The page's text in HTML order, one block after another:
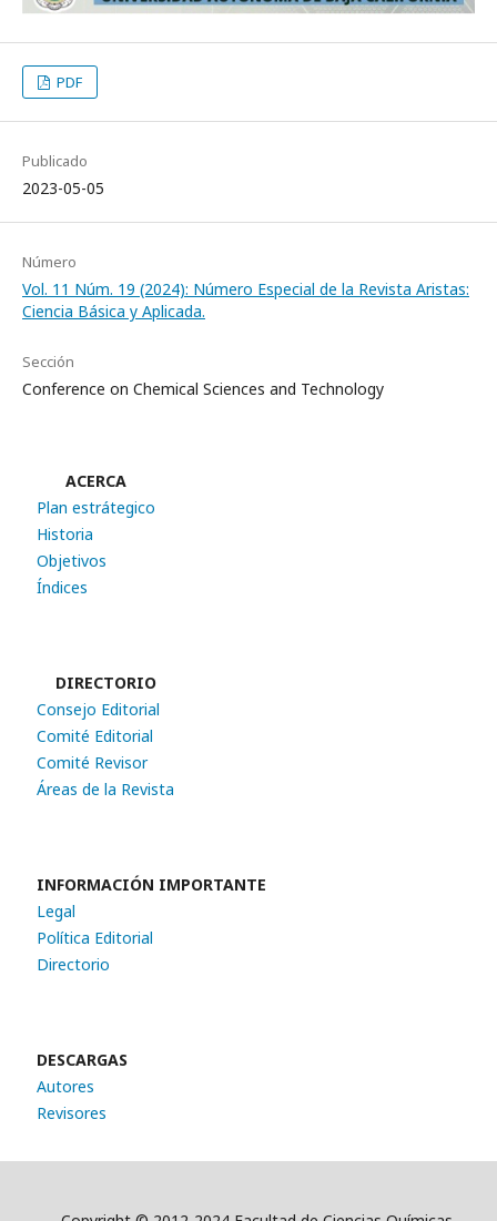
PDF
Publicado
2023-05-05
Número
Vol. 11 Núm. 19 (2024): Número Especial de la Revista Aristas:
Ciencia Básica y Aplicada.
Sección
Conference on Chemical Sciences and Technology
ACERCA
Plan estrátegico
Historia
Objetivos
Índices
DIRECTORIO
Consejo Editorial
Comité Editorial
Comité Revisor
Áreas de la Revista
INFORMACIÓN IMPORTANTE
Legal
Política Editorial
Directorio
DESCARGAS
Autores
Revisores